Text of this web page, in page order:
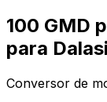
100 GMD
para
Conversor de